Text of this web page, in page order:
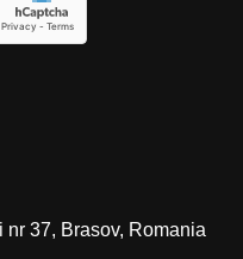
37, Brasov, Romania